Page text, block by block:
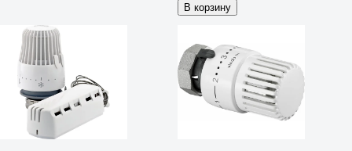
В корзину